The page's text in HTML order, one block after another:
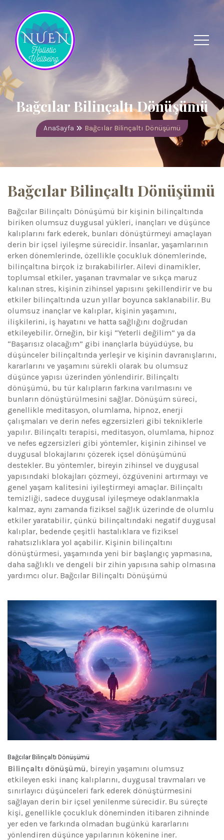
Bağcılar Bilinçaltı Dönüşümü
AnaSayfa Bağcılar Bilinçaltı Dönüşümü
Bağcılar Bilinçaltı Dönüşümü
Bağcılar Bilinçaltı Dönüşümü bir kişinin bilinçaltında
biriken olumsuz duygusal yükleri, inançları ve düşünce
kalıplarını fark ederek, bunları dönüştürmeyi amaçlayan
derin bir içsel iyileşme sürecidir. İnsanlar, yaşamlarının
erken dönemlerinde, özellikle çocukluk dönemlerinde,
bilinçaltına birçok iz bırakabilirler. Ailevi dinamikler,
toplumsal etkiler, yaşanan travmalar ve sıkça maruz
kalınan stres, kişinin zihinsel yapısını şekillendirir ve bu
etkiler bilinçaltında uzun yıllar boyunca saklanabilir. Bu
olumsuz inançlar ve kalıplar, kişinin yaşamını,
ilişkilerini, iş hayatını ve hatta sağlığını doğrudan
etkileyebilir. Örneğin, bir kişi “Yeterli değilim” ya da
“Başarısız olacağım” gibi inançlarla büyüdüyse, bu
düşünceler bilinçaltında yerleşir ve kişinin davranışlarını,
kararlarını ve yaşamını sürekli olarak bu olumsuz
düşünce yapısı üzerinden yönlendirir. Bilinçaltı
dönüşümü, bu tür kalıpların farkına varılmasını ve
bunların dönüştürülmesini sağlar. Dönüşüm süreci,
genellikle meditasyon, olumlama, hipnoz, enerji
çalışmaları ve derin nefes egzersizleri gibi tekniklerle
yapılır. Bilinçaltı terapisi, meditasyon, olumlama, hipnoz
ve nefes egzersizleri gibi yöntemler, kişinin zihinsel ve
duygusal blokajlarını çözerek içsel dönüşümünü
destekler. Bu yöntemler, bireyin zihinsel ve duygusal
yapısındaki blokajları çözmeyi, özgüvenini artırmayı ve
genel yaşam kalitesini iyileştirmeyi amaçlar. Bilinçaltı
temizliği, sadece duygusal iyileşmeye odaklanmakla
kalmaz, aynı zamanda fiziksel sağlık üzerinde de olumlu
etkiler yaratabilir, çünkü bilinçaltındaki negatif duygusal
kalıplar, bedende çeşitli hastalıklara ve fiziksel
rahatsızlıklara yol açabilir. Kişinin bilinçaltını
dönüştürmesi, yaşamında yeni bir başlangıç yapmasına,
daha sağlıklı ve dengeli bir zihin yapısına sahip olmasına
yardımcı olur. Bağcılar Bilinçaltı Dönüşümü
Bağcılar Bilinçaltı Dönüşümü
Bilinçaltı dönüşümü, bireyin yaşamını olumsuz
etkileyen eski inanç kalıplarını, duygusal travmaları ve
sınırlayıcı düşünceleri fark ederek dönüştürmesini
sağlayan derin bir içsel yenilenme sürecidir. Bu süreçte
kişi, genellikle çocukluk döneminden itibaren zihninde
yer eden ve farkında olmadan bugünkü kararlarını
yönlendiren düşünce yapılarının kökenine iner.